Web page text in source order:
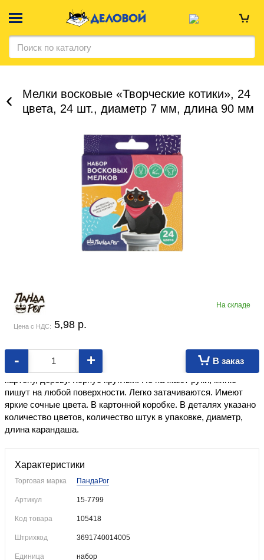
Мелки восковые «Творческие котики», 24
цвета, 24 шт., диаметр 7 мм, длина 90 мм
На складе
Цена с НДС: 5,98 p.
- + В заказ
Предназначены для рисования, разметки и письма по бумаге,
картону, дереву. Корпус круглый. Не пачкают руки, мягко
пишут на любой поверхности. Легко затачиваются. Имеют
яркие сочные цвета. В картонной коробке. В деталях указано
количество цветов, количество штук в упаковке, диаметр,
длина карандаша.
Характеристики
Торговая марка ПандаРог
Артикул 15-7799
Код товара 105418
Штрихкод 3691740014005
Единица
набор